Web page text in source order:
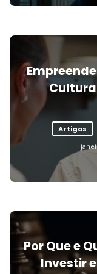
Artigos
Por Que e
Investir